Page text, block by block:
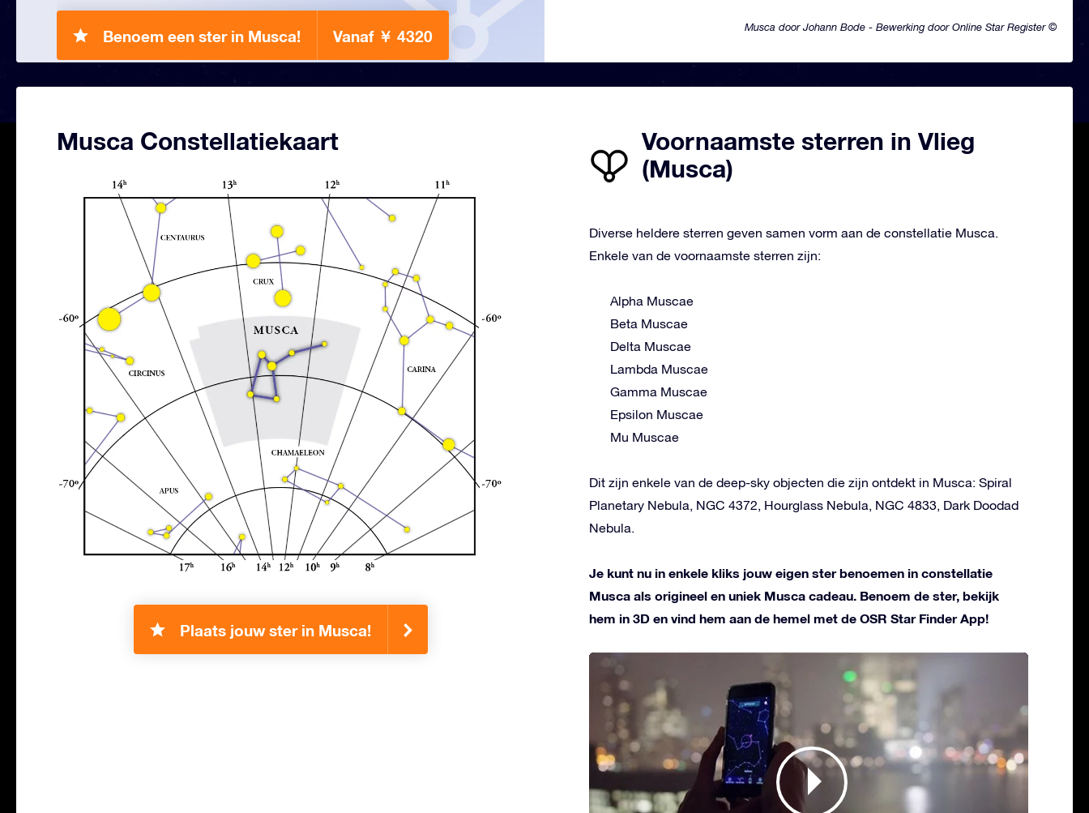
Musca door Johann Bode - Bewerking door Online Star Register ©
Benoem een ster in Musca! Vanaf ￥ 4320
Musca Constellatiekaart
Plaats jouw ster in Musca!
Voornaamste sterren in Vlieg
(Musca)
Diverse heldere sterren geven samen vorm aan de constellatie Musca.
Enkele van de voornaamste sterren zijn:
Alpha Muscae
Beta Muscae
Delta Muscae
Lambda Muscae
Gamma Muscae
Epsilon Muscae
Mu Muscae
Dit zijn enkele van de deep-sky objecten die zijn ontdekt in Musca: Spiral
Planetary Nebula, NGC 4372, Hourglass Nebula, NGC 4833, Dark Doodad
Nebula.
Je kunt nu in enkele kliks jouw eigen ster benoemen in constellatie
Musca als origineel en uniek Musca cadeau. Benoem de ster, bekijk
hem in 3D en vind hem aan de hemel met de OSR Star Finder App!